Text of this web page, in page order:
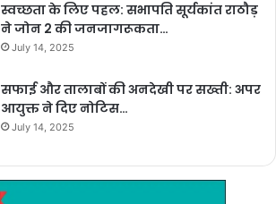
स्वच्छता के लिए पहल: सभापति सूर्यकांत राठौड़
ने जोन 2 की जनजागरूकता…
July 14, 2025
सफाई और तालाबों की अनदेखी पर सख्ती: अपर
आयुक्त ने दिए नोटिस…
July 14, 2025